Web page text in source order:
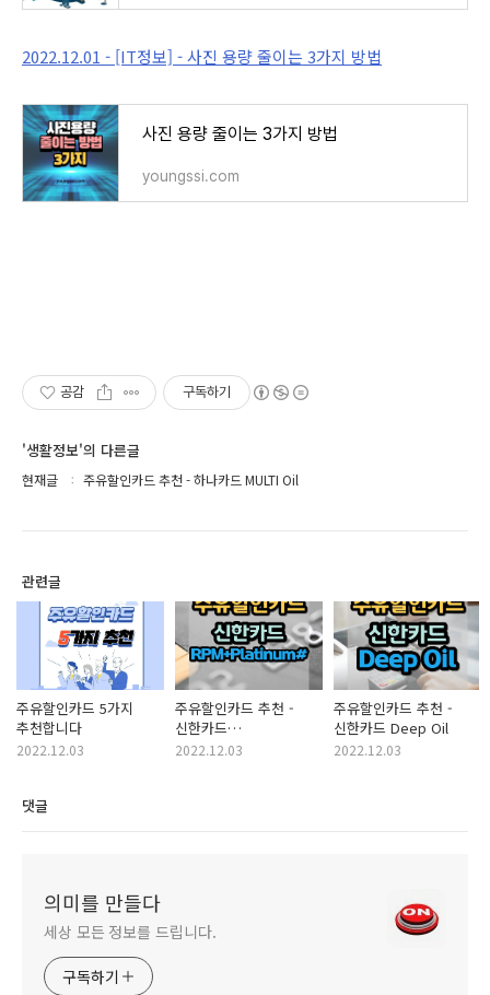
2022.12.01 - [IT정보] - 사진 용량 줄이는 3가지 방법
사진 용량 줄이는 3가지 방법
youngssi.com
공감 구독하기
'생활정보'의 다른글
현재글 주유할인카드 추천 - 하나카드 MULTI Oil
관련글
주유할인카드 5가지
추천합니다
2022.12.03
주유할인카드 추천 -
신한카드
RPM+Platinum#
2022.12.03
주유할인카드 추천 -
신한카드 Deep Oil
2022.12.03
댓글
의미를 만들다
세상 모든 정보를 드립니다.
구독하기